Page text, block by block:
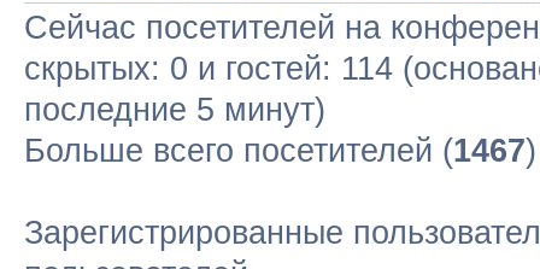
Сейчас посетителей на
скрытых: 0 и гостей: 114
последние 5 минут)
Больше всего посетителей (1467
Зарегистрированные